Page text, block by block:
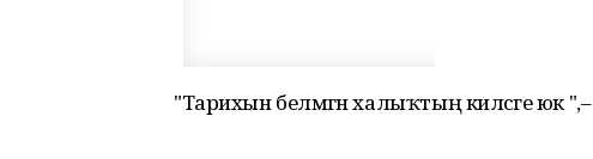
"Тарихын белмәгән халыҡтың киләсәге юк ",–